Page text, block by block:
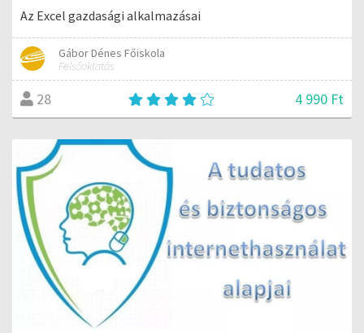
Az Excel gazdasági alkalmazásai
Gábor Dénes Főiskola
Felsőoktatás
28 4 990 Ft